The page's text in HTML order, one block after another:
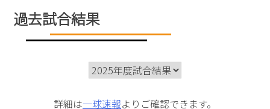
過去試合結果
詳細は一球速報よりご確認できます。